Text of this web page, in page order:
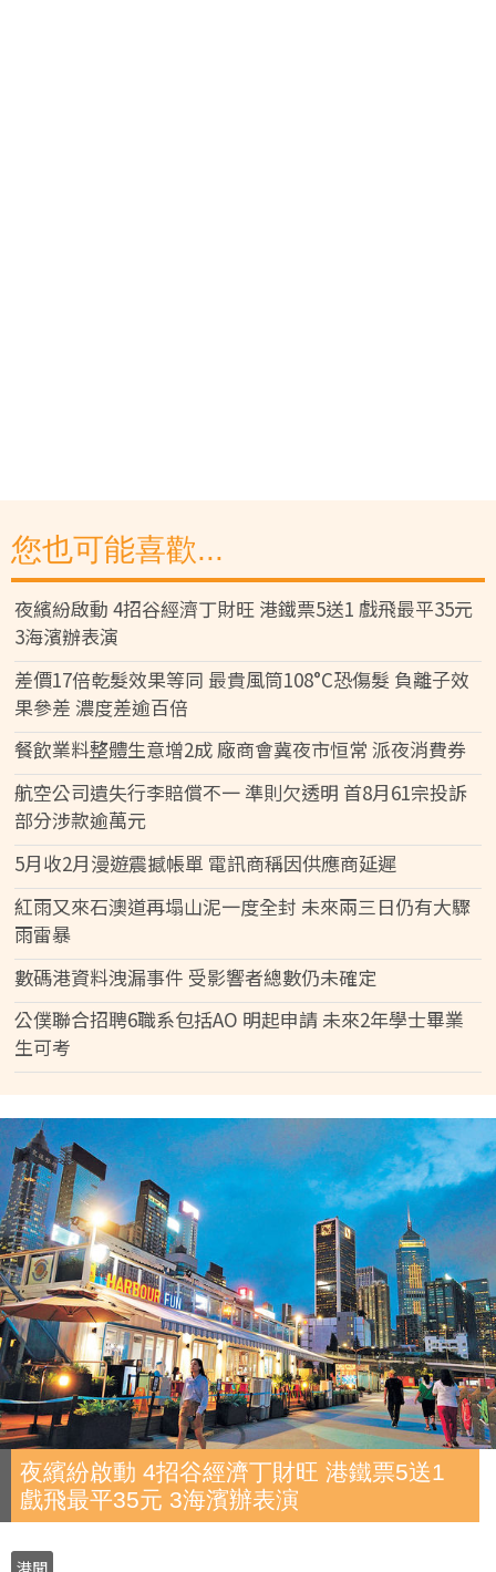
您也可能喜歡...
夜繽紛啟動 4招谷經濟丁財旺 港鐵票5送1 戲飛最平35元
3海濱辦表演
差價17倍乾髮效果等同 最貴風筒108°C恐傷髮 負離子效
果參差 濃度差逾百倍
餐飲業料整體生意增2成 廠商會冀夜市恒常 派夜消費券
航空公司遺失行李賠償不一 準則欠透明 首8月61宗投訴
部分涉款逾萬元
5月收2月漫遊震撼帳單 電訊商稱因供應商延遲
紅雨又來石澳道再塌山泥一度全封 未來兩三日仍有大驟
雨雷暴
數碼港資料洩漏事件 受影響者總數仍未確定
公僕聯合招聘6職系包括AO 明起申請 未來2年學士畢業
生可考
夜繽紛啟動 4招谷經濟丁財旺 港鐵票5送1
戲飛最平35元 3海濱辦表演